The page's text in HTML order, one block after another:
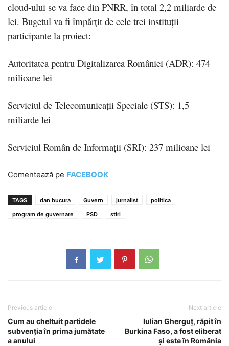
cloud-ului se va face din PNRR, în total 2,2 miliarde de
lei. Bugetul va fi împărțit de cele trei instituții
participante la proiect:
Autoritatea pentru Digitalizarea României (ADR): 474
milioane lei
Serviciul de Telecomunicații Speciale (STS): 1,5
miliarde lei
Serviciul Român de Informații (SRI): 237 milioane lei
Comentează pe FACEBOOK
TAGS dan bucura Guvern jurnalist
politica
program de guvernare
PSD stiri
Previous article
Cum au cheltuit partidele
subvenția în prima jumătate
a anului
Next article
Iulian Gherguţ, răpit în
Burkina Faso, a fost eliberat
şi este în România